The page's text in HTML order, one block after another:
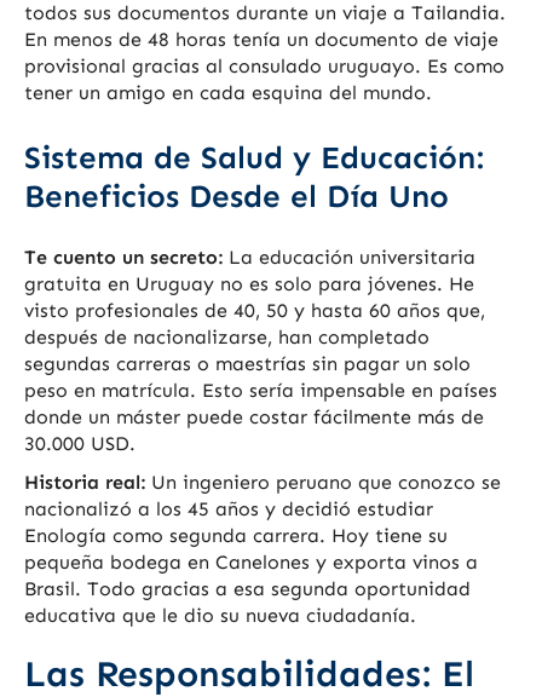
todos sus documentos durante un viaje a Tailandia.
En menos de 48 horas tenía un documento de viaje
provisional gracias al consulado uruguayo. Es como
tener un amigo en cada esquina del mundo.
Sistema de Salud y Educación:
Beneficios Desde el Día Uno
Te cuento un secreto: La educación universitaria
gratuita en Uruguay no es solo para jóvenes. He
visto profesionales de 40, 50 y hasta 60 años que,
después de nacionalizarse, han completado
segundas carreras o maestrías sin pagar un solo
peso en matrícula. Esto sería impensable en países
donde un máster puede costar fácilmente más de
30.000 USD.
Historia real: Un ingeniero peruano que conozco se
nacionalizó a los 45 años y decidió estudiar
Enología como segunda carrera. Hoy tiene su
pequeña bodega en Canelones y exporta vinos a
Brasil. Todo gracias a esa segunda oportunidad
educativa que le dio su nueva ciudadanía.
Las Responsabilidades: El